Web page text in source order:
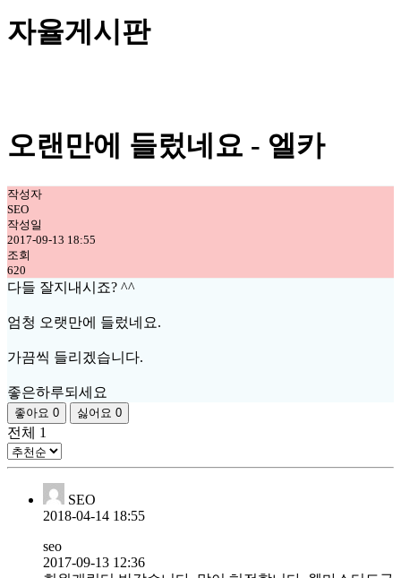
자율게시판
오랜만에 들렀네요 - 엘카
작성자
SEO
작성일
2017-09-13 18:55
조회
620
다들 잘지내시죠? ^^
엄청 오랫만에 들렀네요.
가끔씩 들리겠습니다.
좋은하루되세요
좋아요 0 싫어요 0
전체 1
SEO
2018-04-14 18:55
seo
2017-09-13 12:36